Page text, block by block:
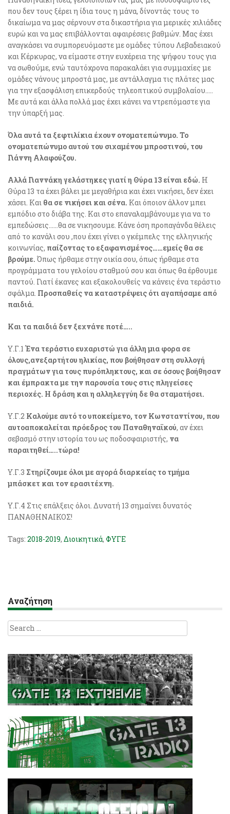
που δεν τους ξέρει η ίδια τους η μάνα, δίνοντάς τους το
δικαίωμα να μας σέρνουν στα δικαστήρια για μερικές χιλιάδες
ευρώ και να μας επιβάλλονται αφαιρέσεις βαθμών. Μας έχει
αναγκάσει να συμπορευόμαστε με ομάδες τύπου Λεβαδειακού
και Κέρκυρας, να είμαστε στην ευχέρεια της ψήφου τους για
να σωθούμε, ενώ ταυτόχρονα παρακαλάει για συμμαχίες με
ομάδες νάνους μπροστά μας, με αντάλλαγμα τις πλάτες μας
για την εξασφάλιση επικερδούς τηλεοπτικού συμβολαίου…..
Με αυτά και άλλα πολλά μας έχει κάνει να ντρεπόμαστε για
την ύπαρξή μας.
Όλα αυτά τα ξεφτιλίκια έχουν ονοματεπώνυμο. Το
ονοματεπώνυμο αυτού του σιχαμένου μπροστινού, του
Γιάννη Αλαφούζου.
Αλλά Γιαννάκη γελάστηκες γιατί η Θύρα 13 είναι εδώ. Η
Θύρα 13 τα έχει βάλει με μεγαθήρια και έχει νικήσει, δεν έχει
χάσει. Και θα σε νικήσει και σένα. Και όποιον άλλον μπει
εμπόδιο στο διάβα της. Και στο επαναλαμβάνουμε για να το
εμπεδώσεις……θα σε νικησουμε. Κάνε όση προπαγάνδα θέλεις
από το κανάλι σου ,που έχει γίνει ο γκέμπελς της ελληνικής
κοινωνίας, παίζοντας το εξαφανισμένος……εμείς θα σε
βρούμε. Όπως ήρθαμε στην οικία σου, όπως ήρθαμε στα
προγράμματα του γελοίου σταθμού σου και όπως θα έρθουμε
παντού. Γιατί έκανες και εξακολουθείς να κάνεις ένα τεράστιο
σφάλμα. Προσπαθείς να καταστρέψεις ότι αγαπήσαμε από
παιδιά.
Και τα παιδιά δεν ξεχνάνε ποτέ…..
Υ.Γ.1 Ένα τεράστιο ευχαριστώ για άλλη μια φορα σε
όλους,ανεξαρτήτου ηλικίας, που βοήθησαν στη συλλογή
πραγμάτων για τους πυρόπληκτους, και σε όσους βοήθησαν
και έμπρακτα με την παρουσία τους στις πληγείσες
περιοχές. Η δράση και η αλληλεγγύη δε θα σταματήσει.
Υ.Γ.2 Καλούμε αυτό το υποκείμενο, τον Κωνσταντίνου, που
αυτοαποκαλείται πρόεδρος του Παναθηναϊκού, αν έχει
σεβασμό στην ιστορία του ως ποδοσφαιριστής, να
παραιτηθεί…..τώρα!
Υ.Γ.3 Στηρίζουμε όλοι με αγορά διαρκείας το τμήμα
μπάσκετ και τον ερασιτέχνη.
Υ.Γ.4 Στις επάλξεις όλοι. Δυνατή 13 σημαίνει δυνατός
ΠΑΝΑΘΗΝΑΙΚΟΣ!
Tags: 2018-2019, Διοικητικά, ΦΥΓΕ
Αναζήτηση
Search
for: